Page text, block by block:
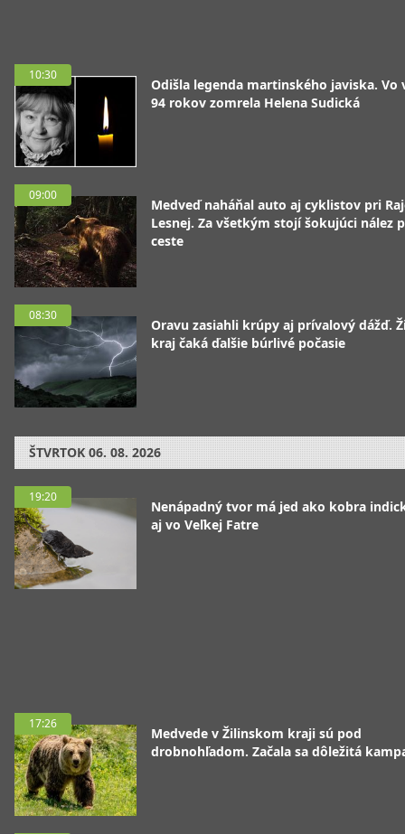
10:30
Odišla legenda martinského javiska. Vo
94 rokov zomrela Helena Sudická
09:00
Medveď naháňal auto aj cyklistov pri
Lesnej. Za všetkým stojí šokujúci nález
ceste
08:30
Oravu zasiahli krúpy aj prívalový dážď.
kraj čaká ďalšie búrlivé počasie
ŠTVRTOK 06. 08. 2026
19:20
Nenápadný tvor má jed ako kobra
aj vo Veľkej Fatre
17:26
Medvede v Žilinskom kraji sú pod
drobnohľadom. Začala sa dôležitá